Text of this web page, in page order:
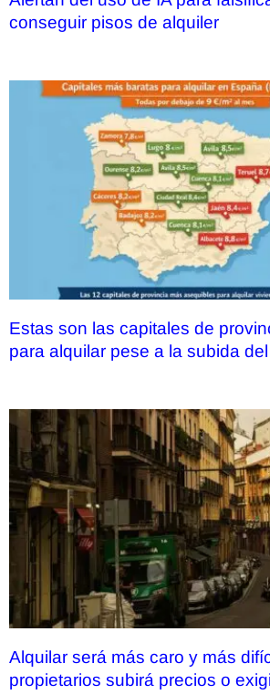
conseguir pisos de alquiler
Estas son las capitales de
para alquilar pese a la subida
Alquilar será más caro y más
propietarios subirá precios o